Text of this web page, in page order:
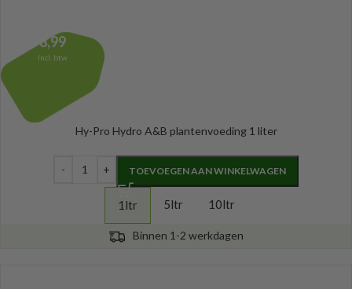
8,99
Incl. btw
Hy-Pro Hydro A&B plantenvoeding 1 liter
TOEVOEGEN AAN WINKELWAGEN
1ltr 5ltr 10ltr
Binnen 1-2 werkdagen